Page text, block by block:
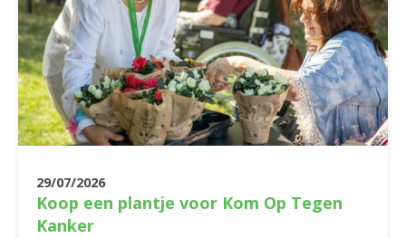
29/07/2026
Koop een plantje voor Kom Op Tegen
Kanker